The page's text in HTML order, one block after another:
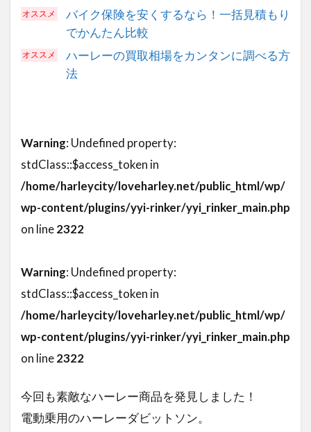
バイク保険を安くするなら！一括見積もり
でかんたん比較
ハーレーの買取相場をカンタンに調べる方
法
Warning: Undefined property:
stdClass::$access_token in
/home/harleycity/loveharley.net/public_html/wp/
wp-content/plugins/yyi-rinker/yyi_rinker_main.php
on line2322
Warning: Undefined property:
stdClass::$access_token in
/home/harleycity/loveharley.net/public_html/wp/
wp-content/plugins/yyi-rinker/yyi_rinker_main.php
on line2322
今回も素敵なハーレー商品を発見しました！
電動乗用のハーレーダビットソン。